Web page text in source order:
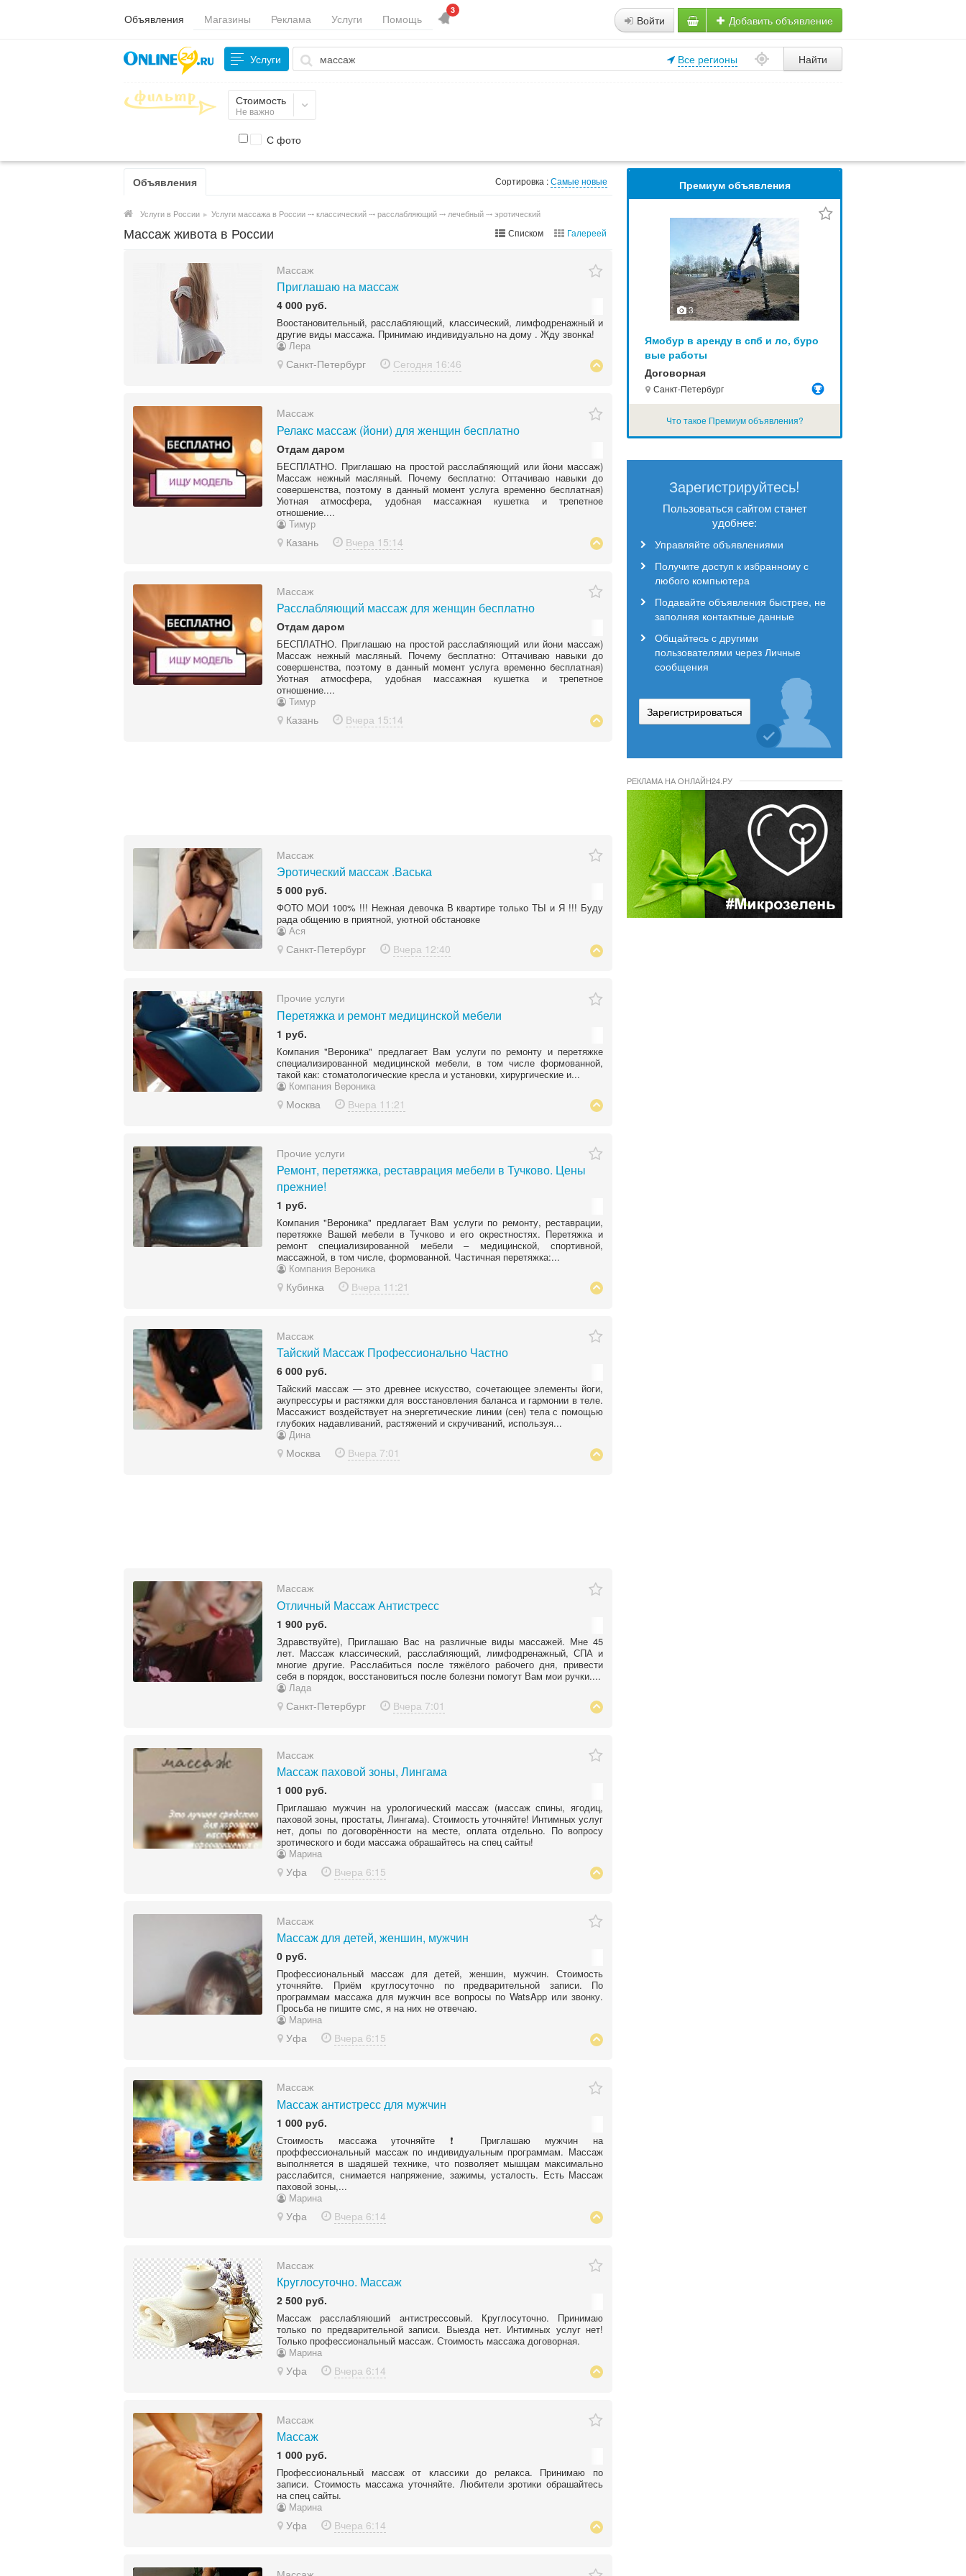
Объявления Магазины Реклама Услуги Помощь
3
Войти Добавить объявление
Услуги Все регионы Найти
Стоимость
Не важно
С фото
Объявления Сортировка :Самые новые
Услуги в России ▸ Услуги массажа в России ⤏ классический ⤏ расслабляющий ⤏ лечебный ⤏ эротический
Массаж живота в России Списком Галереей
Массаж
Приглашаю на массаж
4 000 руб.
Воостановительный, расслабляющий, классический, лимфодренажный и
другие виды массажа. Принимаю индивидуально на дому . Жду звонка!
Лера
Санкт-Петербург Сегодня 16:46
Массаж
Релакс массаж (йони) для женщин бесплатно
Отдам даром
БЕСПЛАТНО. Приглашаю на простой расслабляющий или йони массаж)
Массаж нежный масляный. Почему бесплатно: Оттачиваю навыки до
совершенства, поэтому в данный момент услуга временно бесплатная)
Уютная атмосфера, удобная массажная кушетка и трепетное
отношение....
Тимур
Казань Вчера 15:14
Массаж
Расслабляющий массаж для женщин бесплатно
Отдам даром
БЕСПЛАТНО. Приглашаю на простой расслабляющий или йони массаж)
Массаж нежный масляный. Почему бесплатно: Оттачиваю навыки до
совершенства, поэтому в данный момент услуга временно бесплатная)
Уютная атмосфера, удобная массажная кушетка и трепетное
отношение....
Тимур
Казань Вчера 15:14
Массаж
Эротический массаж .Васька
5 000 руб.
ФОТО МОИ 100% !!! Нежная девочка В квартире только ТЫ и Я !!! Буду
рада общению в приятной, уютной обстановке
Ася
Санкт-Петербург Вчера 12:40
Прочие услуги
Перетяжка и ремонт медицинской мебели
1 руб.
Компания "Вероника" предлагает Вам услуги по ремонту и перетяжке
специализированной медицинской мебели, в том числе формованной,
такой как: стоматологические кресла и установки, хирургические и...
Компания Вероника
Москва Вчера 11:21
Прочие услуги
Ремонт, перетяжка, реставрация мебели в Тучково. Цены
прежние!
1 руб.
Компания "Вероника" предлагает Вам услуги по ремонту, реставрации,
перетяжке Вашей мебели в Тучково и его окрестностях. Перетяжка и
ремонт специализированной мебели – медицинской, спортивной,
массажной, в том числе, формованной. Частичная перетяжка:...
Компания Вероника
Кубинка Вчера 11:21
Массаж
Тайский Массаж Профессионально Частно
6 000 руб.
Тайский массаж — это древнее искусство, сочетающее элементы йоги,
акупрессуры и растяжки для восстановления баланса и гармонии в теле.
Массажист воздействует на энергетические линии (сен) тела с помощью
глубоких надавливаний, растяжений и скручиваний, используя...
Дина
Москва Вчера 7:01
Массаж
Отличный Массаж Антистресс
1 900 руб.
Здравствуйте), Приглашаю Вас на различные виды массажей. Мне 45
лет. Массаж классический, расслабляющий, лимфодренажный, СПА и
многие другие. Расслабиться после тяжёлого рабочего дня, привести
себя в порядок, восстановиться после болезни помогут Вам мои ручки....
Лада
Санкт-Петербург Вчера 7:01
Массаж
Массаж паховой зоны, Лингама
1 000 руб.
Приглашаю мужчин на урологический массаж (массаж спины, ягодиц,
паховой зоны, простаты, Лингама). Стоимость уточняйте! Интимных услуг
нет, допы по договорённости на месте, оплата отдельно. По вопросу
зротического и боди массажа обрашайтесь на спец сайты!
Марина
Уфа Вчера 6:15
Массаж
Массаж для детей, женшин, мужчин
0 руб.
Профессиональный массаж для детей, женшин, мужчин. Стоимость
уточняйте. Приём круглосуточно по предварительной записи. По
программам массажа для мужчин все вопросы по WatsApp или звонку.
Просьба не пишите смс, я на них не отвечаю.
Марина
Уфа Вчера 6:15
Массаж
Массаж антистресс для мужчин
1 000 руб.
Стоимость массажа уточняйте ❗ Приглашаю мужчин на
проффессиональный массаж по индивидуальным программам. Массаж
выполняется в шадяшей технике, что позволяет мышцам максимально
расслабится, снимается напряжение, зажимы, усталость. Есть Массаж
паховой зоны,...
Марина
Уфа Вчера 6:14
Массаж
Круглосуточно. Массаж
2 500 руб.
Массаж расслабляюший антистрессовый. Круглосуточно. Принимаю
только по предварительной записи. Выезда нет. Интимных услуг нет!
Только профессиональный массаж. Стоимость массажа договорная.
Марина
Уфа Вчера 6:14
Массаж
Массаж
1 000 руб.
Профессиональный массаж от классики до релакса. Принимаю по
записи. Стоимость массажа уточняйте. Любители зротики обрашайтесь
на спец сайты.
Марина
Уфа Вчера 6:14
Премиум объявления
3
Ямобур в аренду в спб и ло, буро
вые работы
Договорная
Санкт-Петербург
Что такое Премиум объявления?
Зарегистрируйтесь!
Пользоваться сайтом станет
удобнее:
Управляйте объявлениями
Получите доступ к избранному с
любого компьютера
Подавайте объявления быстрее, не
заполняя контактные данные
Общайтесь с другими
пользователями через Личные
сообщения
Зарегистрироваться
РЕКЛАМА НА ОНЛАЙН24.РУ